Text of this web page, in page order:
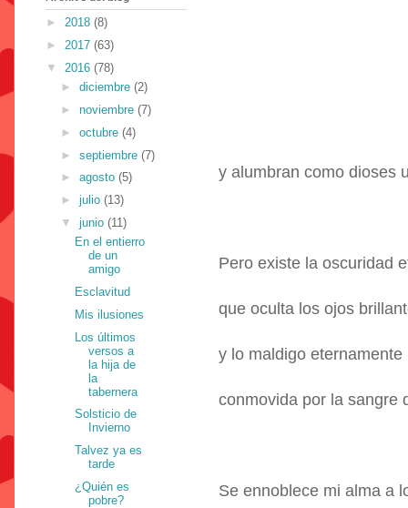
y alumbran como dioses
Pero existe la oscuridad
que oculta los ojos
y lo maldigo eternamente
conmovida por la sangre
Se ennoblece mi alma a
► 2018 (8)
► 2017 (63)
▼ 2016 (78)
► diciembre (2)
► noviembre (7)
► octubre (4)
► septiembre (7)
► agosto (5)
► julio (13)
▼ junio (11)
En el entierro
de un
amigo
Esclavitud
Mis ilusiones
Los últimos
versos a
la hija de
la
tabernera
Solsticio de
Invierno
Talvez ya es
tarde
¿Quién es
pobre?